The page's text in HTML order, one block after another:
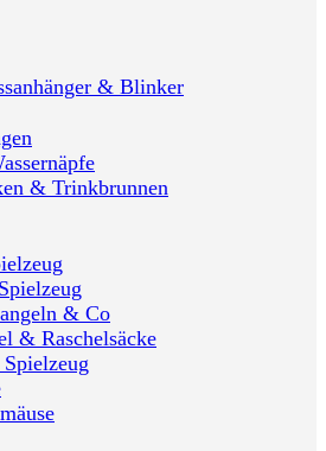
& Blinker
& Trinkbrunnen
& Co
& Raschelsäcke